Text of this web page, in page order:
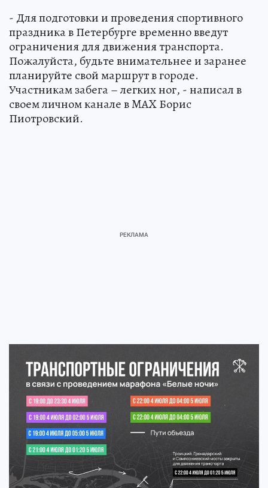
- Для подготовки и проведения спортивного
праздника в Петербурге временно введут
ограничения для движения транспорта.
Пожалуйста, будьте внимательнее и заранее
планируйте свой маршрут в городе.
Участникам забега – легких ног, - написал в
своем личном канале в MAX Борис
Пиотровский.